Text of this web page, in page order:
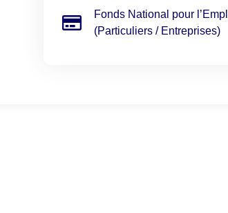
Fonds National pour
(Particuliers / Entreprises)